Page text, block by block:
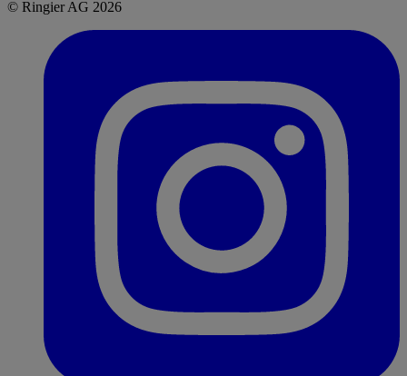
© Ringier AG 2026